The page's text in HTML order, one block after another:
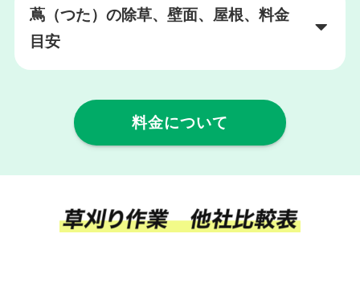
蔦（つた）の除草、壁面、屋根、料金
目安
料金について